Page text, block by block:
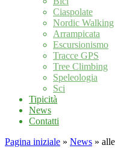
Ciaspolate
Nordic Walking
Arrampicata
Escursionismo
Tracce GPS
Tree Climbing
Speleologia
Sci
Tipicità
News
Contatti
Pagina iniziale » News »